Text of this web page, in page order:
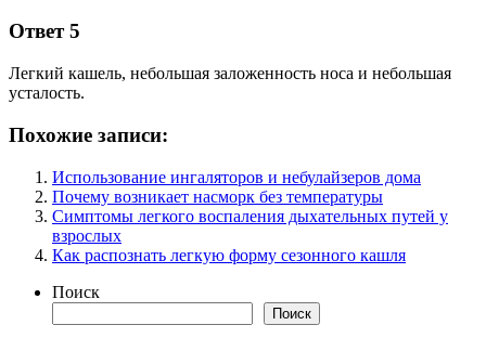
Ответ 5
Легкий кашель, небольшая заложенность носа и небольшая
усталость.
Похожие записи:
Использование ингаляторов и небулайзеров дома
Почему возникает насморк без температуры
Симптомы легкого воспаления дыхательных путей у
взрослых
Как распознать легкую форму сезонного кашля
Поиск
Поиск